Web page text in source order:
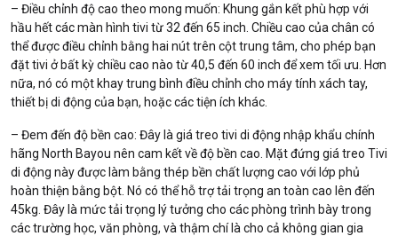
– Điều chỉnh độ cao theo mong muốn: Khung gắn kết phù hợp với
hầu hết các màn hình tivi từ 32 đến 65 inch. Chiều cao của chân có
thể được điều chỉnh bằng hai nút trên cột trung tâm, cho phép bạn
đặt tivi ở bất kỳ chiều cao nào từ 40,5 đến 60 inch để xem tối ưu. Hơn
nữa, nó có một khay trung bình điều chỉnh cho máy tính xách tay,
thiết bị di động của bạn, hoặc các tiện ích khác.
– Đem đến độ bền cao: Đây là giá treo tivi di động nhập khẩu chính
hãng North Bayou nên cam kết về độ bền cao. Mặt đứng giá treo Tivi
di động này được làm bằng thép bền chất lượng cao với lớp phủ
hoàn thiện bằng bột. Nó có thể hỗ trợ tải trọng an toàn cao lên đến
45kg. Đây là mức tải trọng lý tưởng cho các phòng trình bày trong
các trường học, văn phòng, và thậm chí là cho cả không gian gia